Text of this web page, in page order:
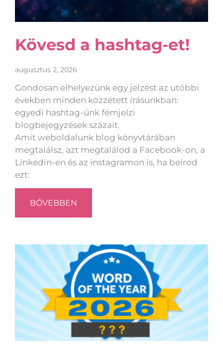
Kövesd a hashtag-et!
augusztus 2, 2026
Gondosan elhelyezünk egy jelzést az utóbbi
években minden közzétett írásunkban:
egyedi hashtag-ünk fémjelzi
blogbejegyzések százait.
Amit weboldalunk blog könyvtárában
megtalálsz, azt megtalálod a Facebook-on, a
Linkedin-en és az instagramon is, ha beírod
ezt:
BŐVEBBEN